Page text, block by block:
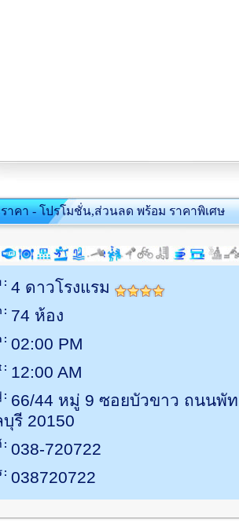
าคา - โปรโมชั่น,ส่วนลด พร้อม ราคาพิเศษ
: 4 ดาวโรงแรม
: 74 ห้อง
: 02:00 PM
: 12:00 AM
: 66/44 หมู่ 9 ซอยบัวขาว ถนนพั
รี 20150
: 038-720722
: 038720722